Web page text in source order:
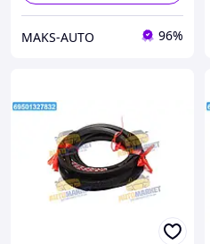
MAKS-AUTO 96%